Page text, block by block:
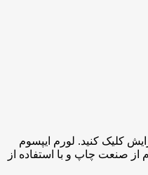
کلیک کنید. لورم ایپسوم
از صنعت چاپ و با استفاده از